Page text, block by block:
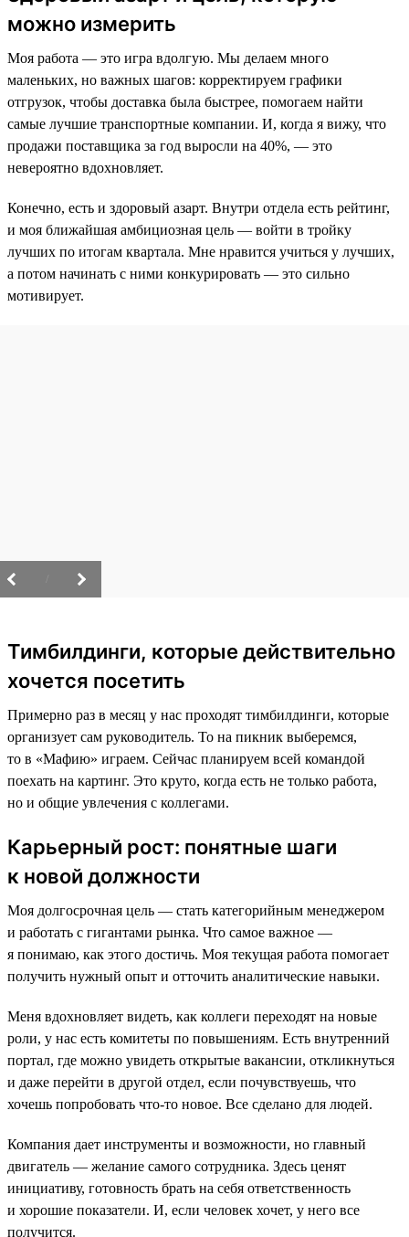
можно измерить
Моя работа — это игра вдолгую. Мы делаем много
маленьких, но важных шагов: корректируем графики
отгрузок, чтобы доставка была быстрее, помогаем найти
самые лучшие транспортные компании. И, когда я вижу, что
продажи поставщика за год выросли на 40%, — это
невероятно вдохновляет.
Конечно, есть и здоровый азарт. Внутри отдела есть рейтинг,
и моя ближайшая амбициозная цель — войти в тройку
лучших по итогам квартала. Мне нравится учиться у лучших,
а потом начинать с ними конкурировать — это сильно
мотивирует.
Тимбилдинги, которые действительно
хочется посетить
Примерно раз в месяц у нас проходят тимбилдинги, которые
организует сам руководитель. То на пикник выберемся,
то в «Мафию» играем. Сейчас планируем всей командой
поехать на картинг. Это круто, когда есть не только работа,
но и общие увлечения с коллегами.
Карьерный рост: понятные шаги
к новой должности
Моя долгосрочная цель — стать категорийным менеджером
и работать с гигантами рынка. Что самое важное —
я понимаю, как этого достичь. Моя текущая работа помогает
получить нужный опыт и отточить аналитические навыки.
Меня вдохновляет видеть, как коллеги переходят на новые
роли, у нас есть комитеты по повышениям. Есть внутренний
портал, где можно увидеть открытые вакансии, откликнуться
и даже перейти в другой отдел, если почувствуешь, что
хочешь попробовать что-то новое. Все сделано для людей.
Компания дает инструменты и возможности, но главный
двигатель — желание самого сотрудника. Здесь ценят
инициативу, готовность брать на себя ответственность
и хорошие показатели. И, если человек хочет, у него все
получится.